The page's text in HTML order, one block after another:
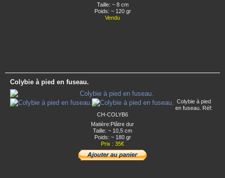
Taille: ~ 8 cm
Poids: ~ 120 gr
Vendu
Colybie à pied en fuseau.
Colybie à pied
en fuseau. Réf:
CH-COLYB6
Matière:Plâtre dur
Taille: ~ 10,5 cm
Poids: ~ 180 gr
Prix : 35€